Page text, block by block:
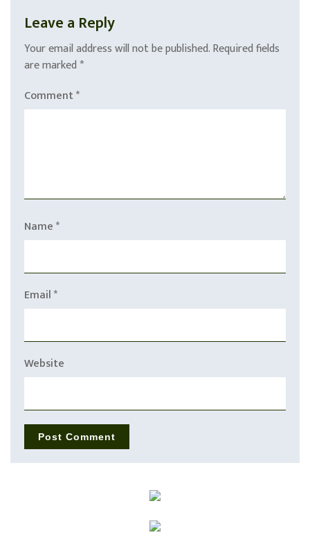
Leave a Reply
Your email address will not be published.Required fields
are marked *
Comment*
Name*
Email*
Website